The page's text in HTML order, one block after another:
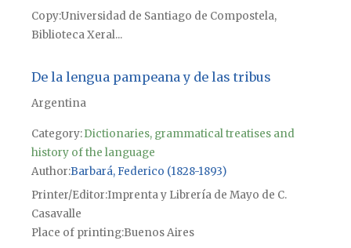
CopyUniversidad de Santiago de Compostela,
Biblioteca Xeral...
De la lengua pampeana y de las tribus
Argentina
Category:Dictionaries, grammatical treatises and
history of the language
Author Barbará, Federico (1828-1893)
Printer/Editor Imprenta y Librería de Mayo de C.
Casavalle
Place of printingBuenos Aires